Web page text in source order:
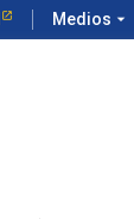
Medios arrow_drop_down